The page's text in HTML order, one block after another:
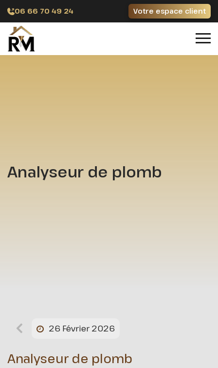
06 66 70 49 24 Votre espace client
Analyseur de plomb
26 Février 2026
Analyseur de plomb